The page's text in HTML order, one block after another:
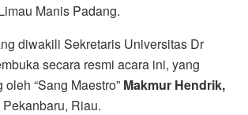
Manis Padang.
diwakili Sekretaris Universitas Dr
secara resmi acara ini, yang
“Sang Maestro” Makmur Hendrik,
Riau.